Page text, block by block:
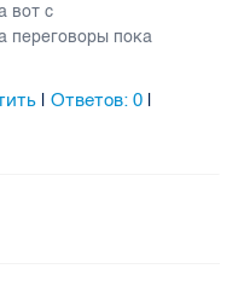
вот с
переговоры пока
|Ответов:0